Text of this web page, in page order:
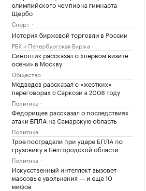
олимпийского чемпиона гимнаста
Щербо
Спорт
История биржевой торговли в России
РБК и Петербургская Биржа
Синоптик рассказал о «первом визите
осени» в Москву
Общество
Медведев рассказал о «жестких»
переговорах с Саркози в 2008 году
Политика
Федорищев рассказал о последствиях
атаки БПЛА на Самарскую область
Политика
Трое пострадали при ударе БПЛА по
грузовику в Белгородской области
Политика
Искусственный интеллект вызовет
массовые увольнения — и еще 10
мифов